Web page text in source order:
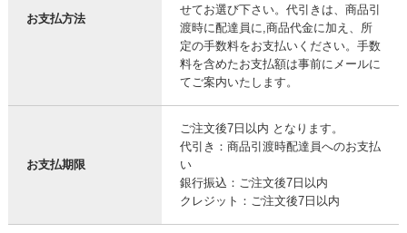
お支払方法
せてお選び下さい。代引きは、商品引
渡時に配達員に,商品代金に加え、所
定の手数料をお支払いください。手数
料を含めたお支払額は事前にメールに
てご案内いたします。
お支払期限
ご注文後7日以内 となります。
代引き：商品引渡時配達員へのお支払
い
銀行振込：ご注文後7日以内
クレジット：ご注文後7日以内